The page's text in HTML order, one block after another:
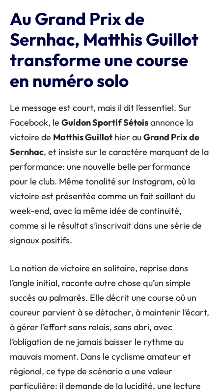
Au Grand Prix de
Sernhac, Matthis Guillot
transforme une course
en numéro solo
Le message est court, mais il dit l’essentiel. Sur
Facebook, le Guidon Sportif Sétoisannonce la
victoire de Matthis Guillot hier auGrand Prix de
Sernhac, et insiste sur le caractère marquant de la
performance: une nouvelle belle performance
pour le club. Même tonalité sur Instagram, où la
victoire est présentée comme un fait saillant du
week-end, avec la même idée de continuité,
comme si le résultat s’inscrivait dans une série de
signaux positifs.
La notion de victoire en solitaire, reprise dans
l’angle initial, raconte autre chose qu’un simple
succès au palmarès. Elle décrit une course où un
coureur parvient à se détacher, à maintenir l’écart,
à gérer l’effort sans relais, sans abri, avec
l’obligation de ne jamais baisser le rythme au
mauvais moment. Dans le cyclisme amateur et
régional, ce type de scénario a une valeur
particulière: il demande de la lucidité, une lecture